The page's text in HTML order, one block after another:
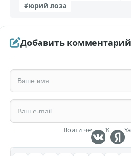
#юрий лоза
Добавить комментарий
Войти через VK или